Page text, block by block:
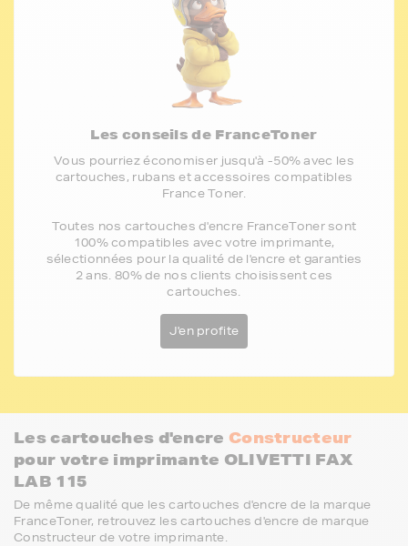
Les conseils de FranceToner
Vous pourriez économiser jusqu'à -50% avec les
cartouches, rubans et accessoires compatibles
France Toner.
Toutes nos cartouches d'encre FranceToner sont
100% compatibles avec votre imprimante,
sélectionnées pour la qualité de l'encre et garanties
2 ans. 80% de nos clients choisissent ces
cartouches.
J'en profite
Les cartouches d'encre Constructeur
pour votre imprimante OLIVETTI FAX
LAB 115
De même qualité que les cartouches d'encre de la marque
FranceToner, retrouvez les cartouches d'encre de marque
Constructeur de votre imprimante.